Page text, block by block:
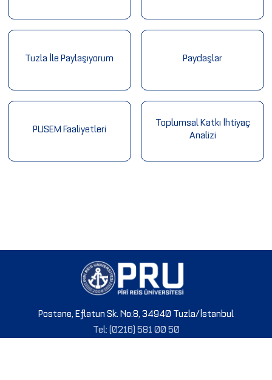
Tuzla İle Paylaşıyorum Paydaşlar
PUSEM Faaliyetleri
Toplumsal Katkı İhtiyaç
Analizi
Postane, Eflatun Sk. No:8, 34940 Tuzla/İstanbul
Tel: (0216) 581 00 50